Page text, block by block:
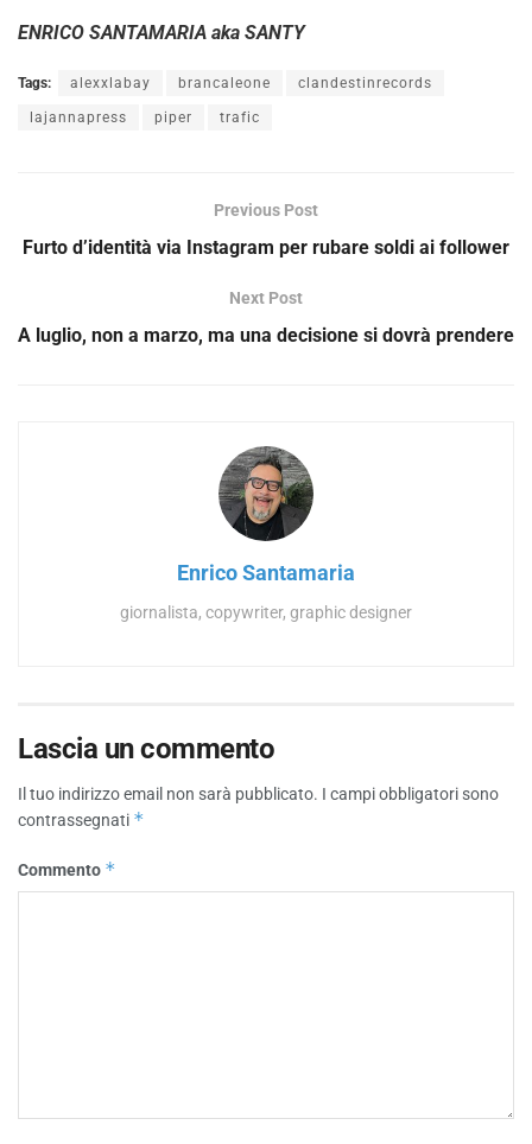
ENRICO SANTAMARIA aka SANTY
Tags: alexxlabay brancaleone clandestinrecords
lajannapress piper trafic
Previous Post
Furto d’identità via Instagram per rubare soldi ai follower
Next Post
A luglio, non a marzo, ma una decisione si dovrà prendere
Enrico Santamaria
giornalista, copywriter, graphic designer
Lascia un commento
Il tuo indirizzo email non sarà pubblicato. I campi obbligatori sono
contrassegnati *
Commento *